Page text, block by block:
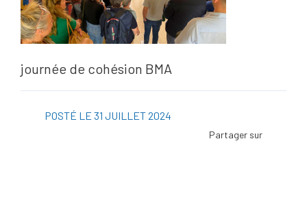
journée de cohésion BMA
POSTÉ LE 31 JUILLET 2024
Twitter
Viadeo
ScoopIt